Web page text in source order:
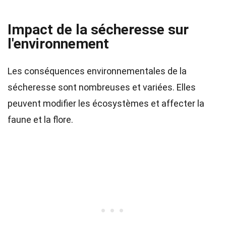
Impact de la sécheresse sur
l'environnement
Les conséquences environnementales de la
sécheresse sont nombreuses et variées. Elles
peuvent modifier les écosystèmes et affecter la
faune et la flore.